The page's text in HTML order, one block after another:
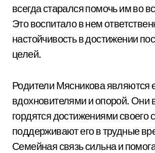
всегда старался помочь им во
Это воспитало в нем
настойчивость в достижении
целей.
Родители Мясникова являются
вдохновителями и опорой. Они
гордятся достижениями своего
поддерживают его в трудные
Семейная связь сильна и